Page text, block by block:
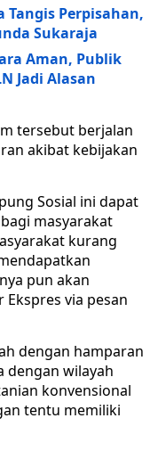
Tangis Perpisahan,
Sukaraja
Aman, Publik
Jadi Alasan
tersebut berjalan
akibat kebijakan
Sosial ini dapat
masyarakat
kurang
pun akan
Ekspres via pesan
dengan hamparan
dengan wilayah
konvensional
tentu memiliki